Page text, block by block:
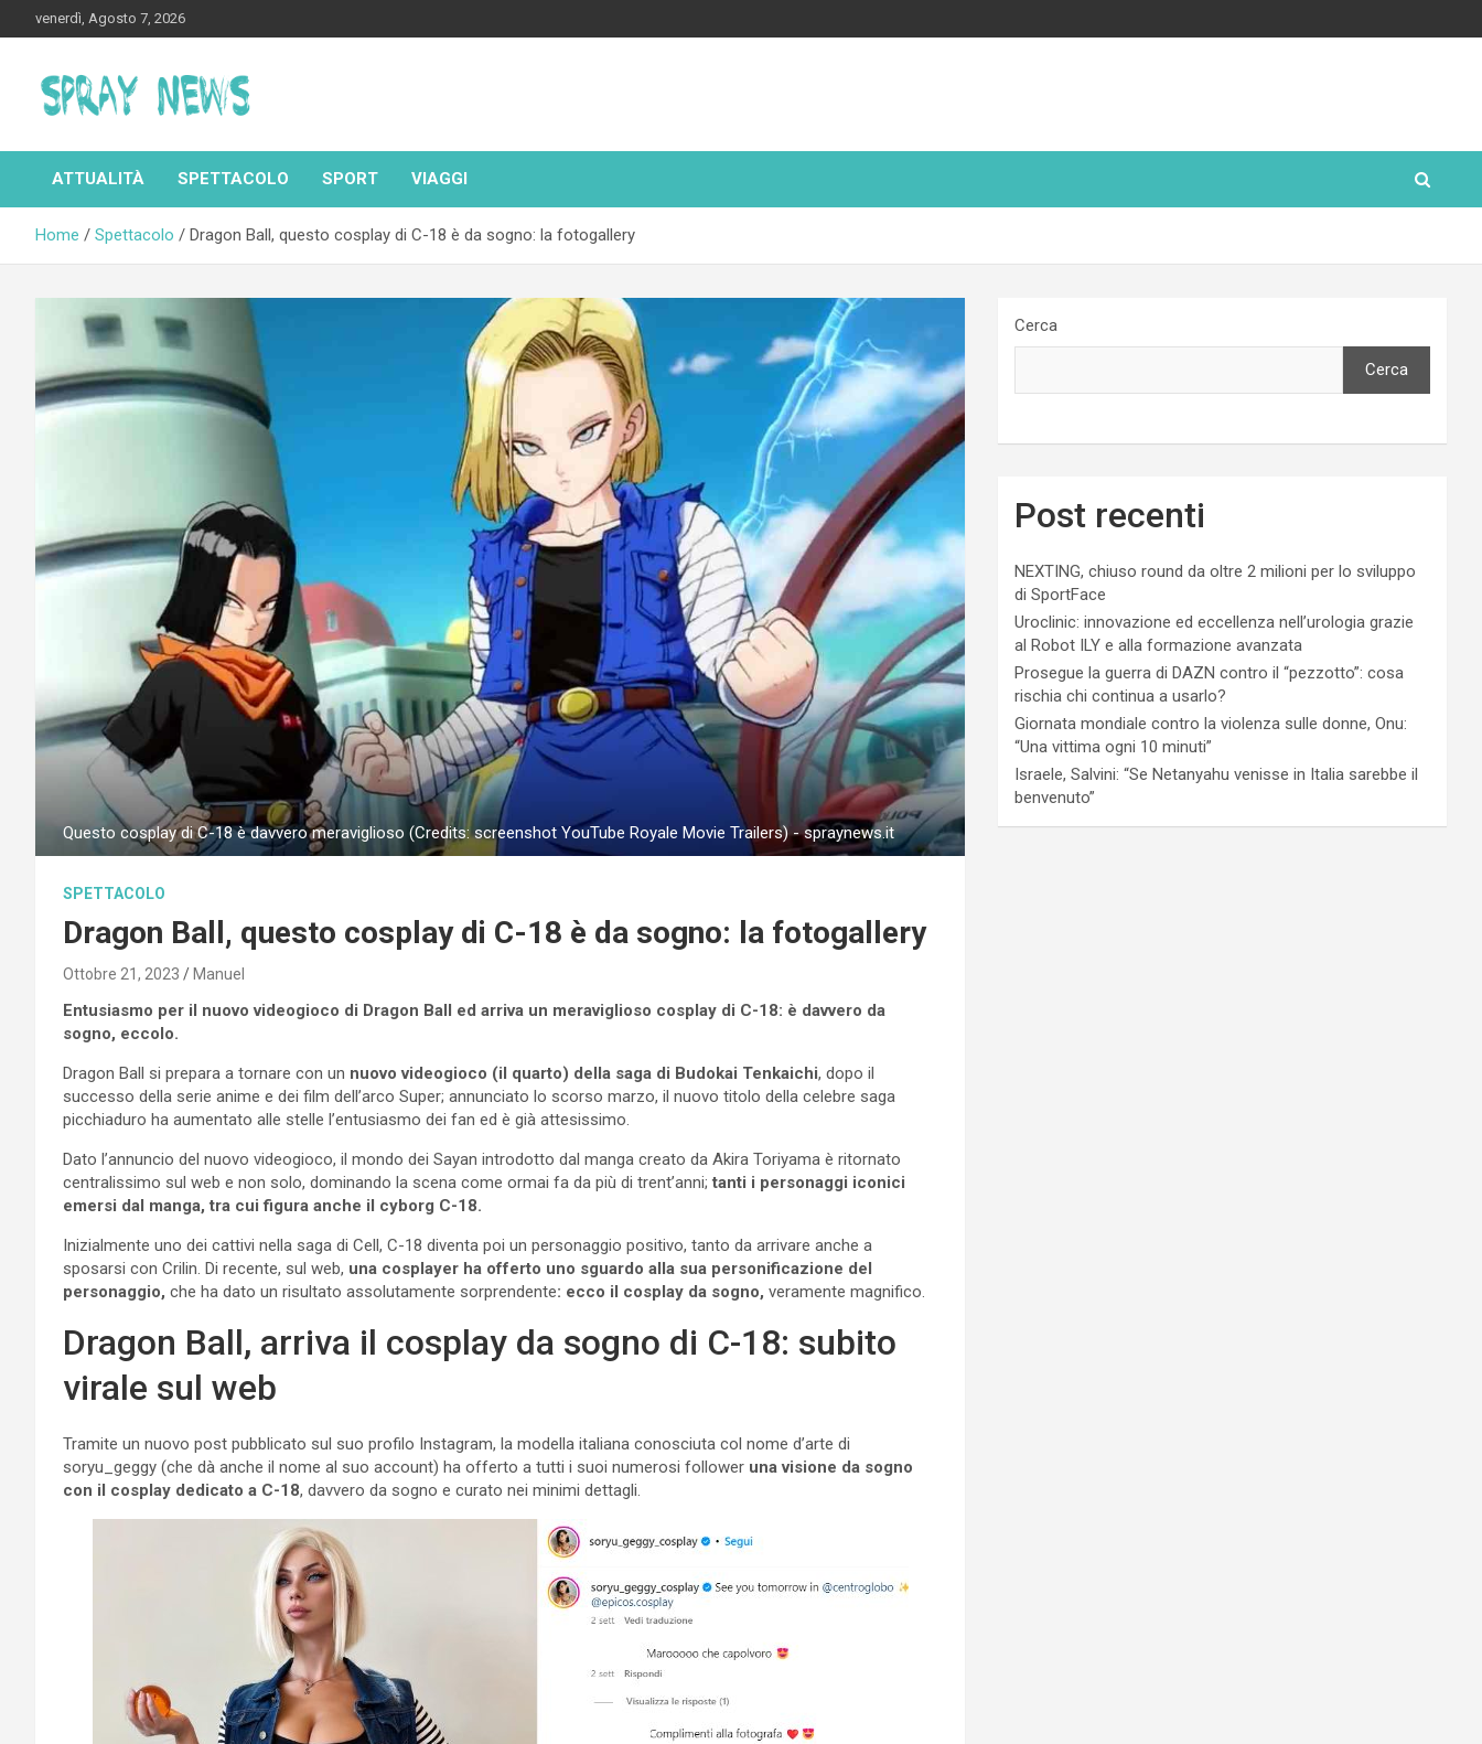
to
venerdì, Agosto 7, 2026
Spraynews.it
ATTUALITÀ SPETTACOLO SPORT VIAGGI
Home Spettacolo Dragon Ball, questo cosplay di C-18 è da sogno: la fotogallery
Questo cosplay di C-18 è davvero meraviglioso (Credits: screenshot YouTube Royale Movie Trailers) - spraynews.it
SPETTACOLO
Dragon Ball, questo cosplay di C-18 è da sogno: la fotogallery
Ottobre 21, 2023 Manuel
Entusiasmo per il nuovo videogioco di Dragon Ball ed arriva un meraviglioso cosplay di C-18: è davvero da
sogno, eccolo.
Dragon Ball si prepara a tornare con un nuovo videogioco (il quarto) della saga di Budokai Tenkaichi, dopo il
successo della serie anime e dei film dell’arco Super; annunciato lo scorso marzo, il nuovo titolo della celebre saga
picchiaduro ha aumentato alle stelle l’entusiasmo dei fan ed è già attesissimo.
Dato l’annuncio del nuovo videogioco, il mondo dei Sayan introdotto dal manga creato da Akira Toriyama è ritornato
centralissimo sul web e non solo, dominando la scena come ormai fa da più di trent’anni; tanti i personaggi iconici
emersi dal manga, tra cui figura anche il cyborg C-18.
Inizialmente uno dei cattivi nella saga di Cell, C-18 diventa poi un personaggio positivo, tanto da arrivare anche a
sposarsi con Crilin. Di recente, sul web, una cosplayer ha offerto uno sguardo alla sua personificazione del
personaggio, che ha dato un risultato assolutamente sorprendente: ecco il cosplay da sogno, veramente magnifico.
Dragon Ball, arriva il cosplay da sogno di C-18: subito
virale sul web
Tramite un nuovo post pubblicato sul suo profilo Instagram, la modella italiana conosciuta col nome d’arte di
soryu_geggy (che dà anche il nome al suo account) ha offerto a tutti i suoi numerosi follower una visione da sogno
con il cosplay dedicato a C-18, davvero da sogno e curato nei minimi dettagli.
Cerca
Cerca
Post recenti
NEXTING, chiuso round da oltre 2 milioni per lo sviluppo
di SportFace
Uroclinic: innovazione ed eccellenza nell’urologia grazie
al Robot ILY e alla formazione avanzata
Prosegue la guerra di DAZN contro il “pezzotto”: cosa
rischia chi continua a usarlo?
Giornata mondiale contro la violenza sulle donne, Onu:
“Una vittima ogni 10 minuti”
Israele, Salvini: “Se Netanyahu venisse in Italia sarebbe il
benvenuto”